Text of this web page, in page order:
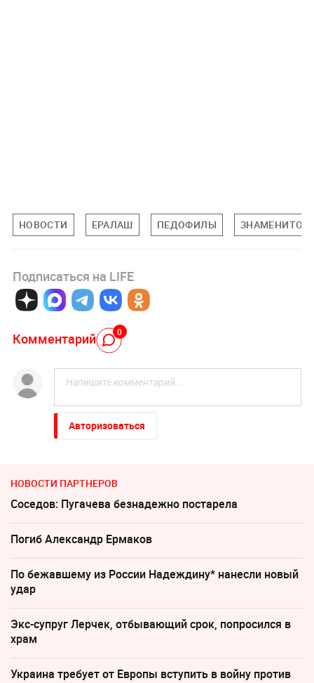
НОВОСТИ ЕРАЛАШ ПЕДОФИЛЫ
Подписаться на LIFE
Комментарий 0
Авторизоваться
НОВОСТИ ПАРТНЕРОВ
Соседов: Пугачева безнадежно постарела
Погиб Александр Ермаков
По бежавшему из России Надеждину* нанесли новый
удар
Экс-супруг Лерчек, отбывающий срок, попросился в
храм
Украина требует от Европы вступить в войну против